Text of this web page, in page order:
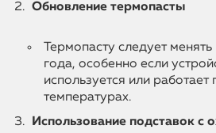
Обновление термопасты
Термопасту следует
года, особенно если
используется или работает
температурах.
Использование подставок с